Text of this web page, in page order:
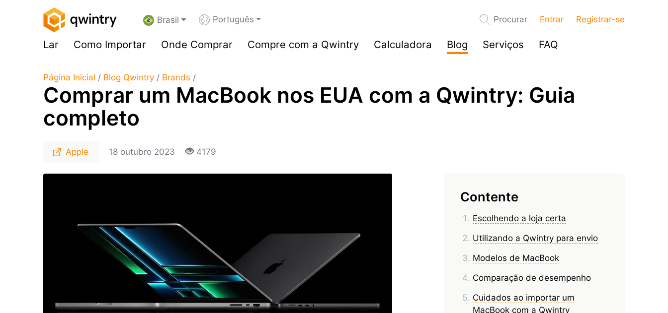
Brasil Português Procurar Entrar Registrar-se
Lar Como Importar Onde Comprar Compre com a Qwintry Calculadora Blog Serviços FAQ
Página Inicial / Blog Qwintry / Brands /
Comprar um MacBook nos EUA com a Qwintry: Guia
completo
Apple 18 outubro 2023 4179
Contente
Escolhendo a loja certa
Utilizando a Qwintry para envio
Modelos de MacBook
Comparação de desempenho
Cuidados ao importar um
MacBook com a Qwintry